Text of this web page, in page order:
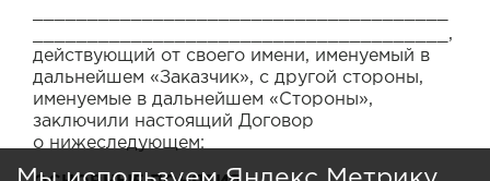
______________________________________,
действующий от своего имени, именуемый в
дальнейшем «Заказчик», с другой стороны,
именуемые в дальнейшем «Стороны»,
заключили настоящий Договор
о нижеследующем:
______________________________________,
действующий от своего имени, именуемый в
дальнейшем «Заказчик», с другой стороны,
именуемые в дальнейшем «Стороны»,
заключили настоящий Договор
о нижеследующем: